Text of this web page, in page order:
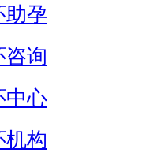
助孕
咨询
中心
机构